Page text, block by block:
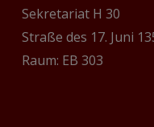
Sekretariat H 30
Straße des 17. Juni
Raum: EB 303